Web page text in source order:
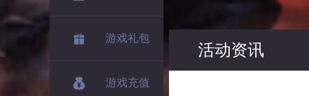
游戏礼包
游戏充值
活动资讯